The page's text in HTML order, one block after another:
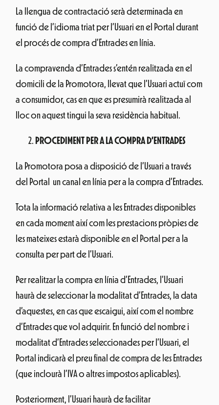
La llengua de contractació serà determinada en
funció de l’idioma triat per l’Usuari en el Portal durant
el procés de compra d’Entrades en línia.
La compravenda d’Entrades s’entén realitzada en el
domicili de la Promotora, llevat que l’Usuari actuï com
a consumidor, cas en que es presumirà realitzada al
lloc on aquest tingui la seva residència habitual.
PROCEDIMENT PER A LA COMPRA D’ENTRADES
La Promotora posa a disposició de l’Usuari a través
del Portal un canal en línia per a la compra d’Entrades.
Tota la informació relativa a les Entrades disponibles
en cada moment així com les prestacions pròpies de
les mateixes estarà disponible en el Portal per a la
consulta per part de l’Usuari.
Per realitzar la compra en línia d’Entrades, l’Usuari
haurà de seleccionar la modalitat d’Entrades, la data
d’aquestes, en cas que escaigui, així com el nombre
d’Entrades que vol adquirir. En funció del nombre i
modalitat d’Entrades seleccionades per l’Usuari, el
Portal indicarà el preu final de compra de les Entrades
(que inclourà l’IVA o altres impostos aplicables).
Posteriorment, l’Usuari haurà de facilitar